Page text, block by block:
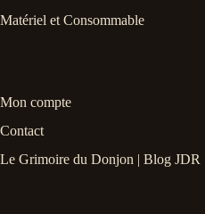
Matériel et Consommable
Mon compte
Contact
Le Grimoire du Donjon | Blog JDR